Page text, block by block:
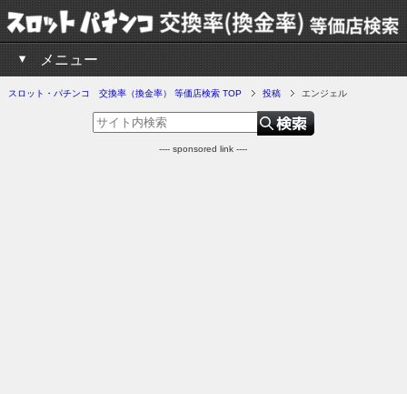
メニュー
スロット・パチンコ 交換率（換金率） 等価店検索 TOP 投稿 エンジェル
---- sponsored link ----